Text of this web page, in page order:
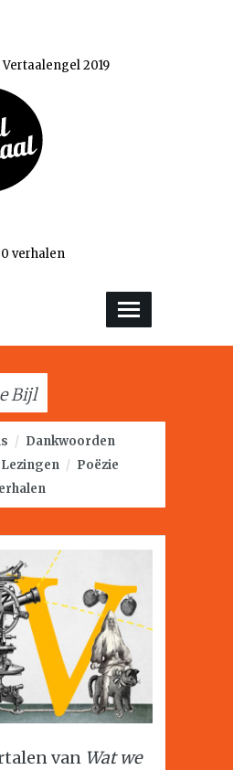
2019
verhalen
Bijl
/ Dankwoorden
Lezingen / Poëzie
van Wat we